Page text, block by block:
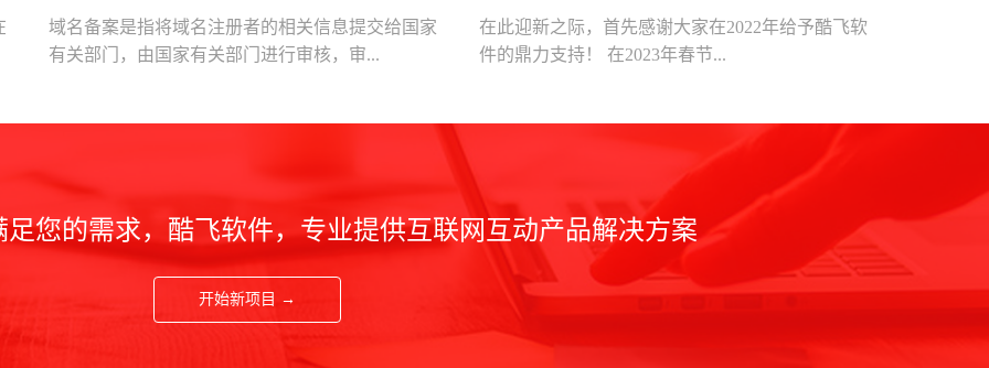
域名备案是指将域名注册者的相关信息提交给国家
有关部门，由国家有关部门进行审核，审...
在此迎新之际，首先感谢大家在2022年给予酷飞软
件的鼎力支持！ 在2023年春节...
您的需求，酷飞软件，专业提供互联网互动产品解决方案
开始新项目 →